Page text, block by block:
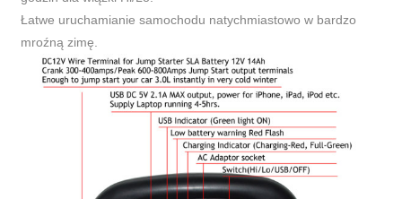
Łatwe uruchamianie samochodu natychmiastowo w bardzo
mroźną zimę.